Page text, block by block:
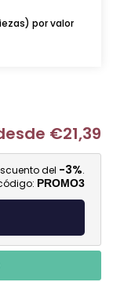
por valor
€21,39
del -3%.
PROMO3